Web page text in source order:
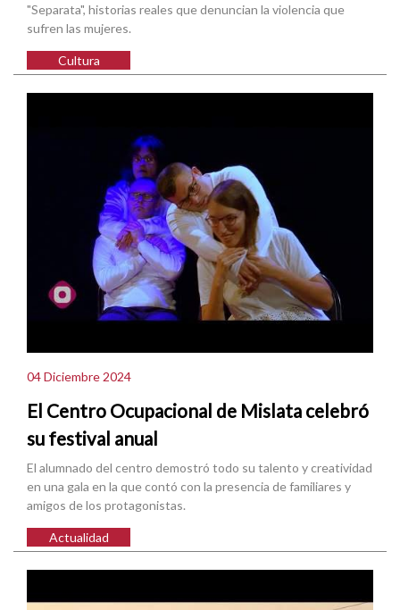
"Separata", historias reales que denuncian la violencia que
sufren las mujeres.
Cultura
04 Diciembre 2024
El Centro Ocupacional de Mislata celebró
su festival anual
El alumnado del centro demostró todo su talento y creatividad
en una gala en la que contó con la presencia de familiares y
amigos de los protagonistas.
Actualidad